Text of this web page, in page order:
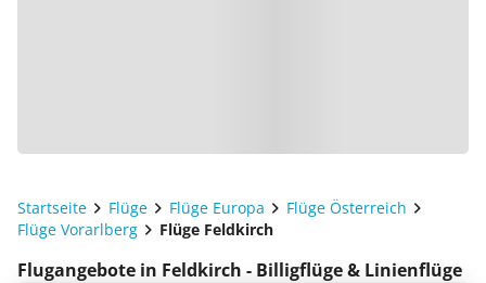
Startseite Flüge Flüge Europa
Flüge Österreich
Flüge Vorarlberg
Flüge Feldkirch
Flugangebote in Feldkirch - Billigflüge & Linienflüge